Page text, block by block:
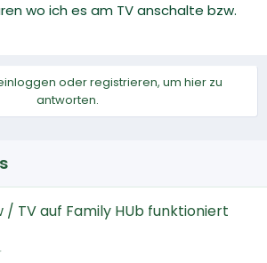
wo ich es am TV anschalte bzw.
oder registrieren, um hier zu
antworten.
/ TV auf Family HUb funktioniert